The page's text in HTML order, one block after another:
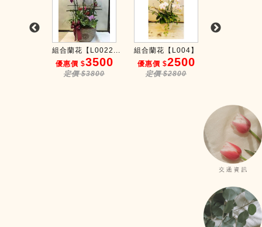
組合蘭花【L0022...
優惠價 $3500
定價 $3800
組合蘭花【L004】
優惠價 $2500
定價 $2800